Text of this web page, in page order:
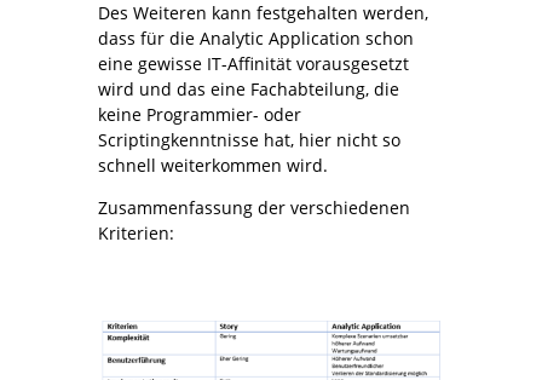
Des Weiteren kann festgehalten werden,
dass für die Analytic Application schon
eine gewisse IT-Affinität vorausgesetzt
wird und das eine Fachabteilung, die
keine Programmier- oder
Scriptingkenntnisse hat, hier nicht so
schnell weiterkommen wird.
Zusammenfassung der verschiedenen
Kriterien: